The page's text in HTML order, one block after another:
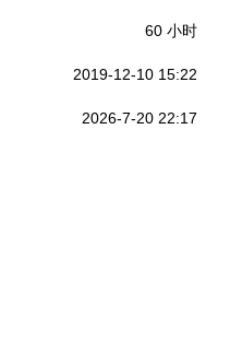
60 小时
2019-12-10 15:22
2026-7-20 22:17